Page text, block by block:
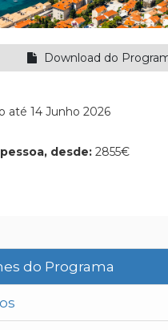
Download do
até 14 Junho 2026
desde: 2855€
do Programa